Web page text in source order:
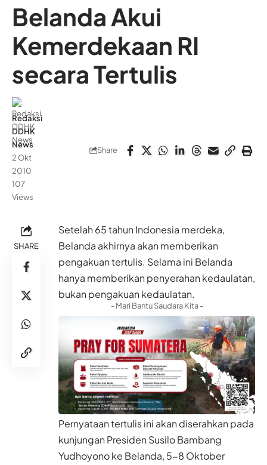
Belanda Akui
Kemerdekaan RI
secara Tertulis
Redaksi
DDHK
News
2 Okt
2010
107
Views
Share
SHARE
Setelah 65 tahun Indonesia merdeka,
Belanda akhirnya akan memberikan
pengakuan tertulis. Selama ini Belanda
hanya memberikan penyerahan kedaulatan,
bukan pengakuan kedaulatan.
- Mari Bantu Saudara Kita -
Pernyataan tertulis ini akan diserahkan pada
kunjungan Presiden Susilo Bambang
Yudhoyono ke Belanda, 5-8 Oktober